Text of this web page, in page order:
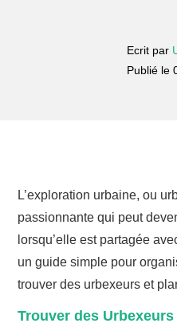
Ecrit par
Publié le
L’exploration urbaine, ou
passionnante qui peut
lorsqu’elle est partagée
un guide simple pour
trouver des urbexeurs et
Trouver des Urbexeurs